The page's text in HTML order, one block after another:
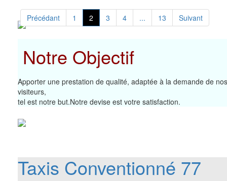
Précédant 1 2 3 4 ... 13 Suivant
Notre Objectif
Apporter une prestation de qualité, adaptée à la demande de nos
visiteurs,
tel est notre but.Notre devise est votre satisfaction.
Taxis Conventionné 77